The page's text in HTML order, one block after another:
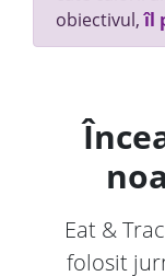
obiectivul,îl
Eat &
folosit